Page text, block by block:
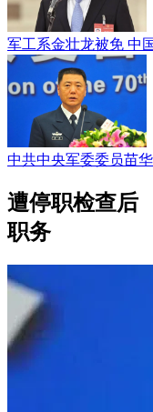
军工系金壮龙被免 中
中共中央军委委员苗
遭停职检查后
职务